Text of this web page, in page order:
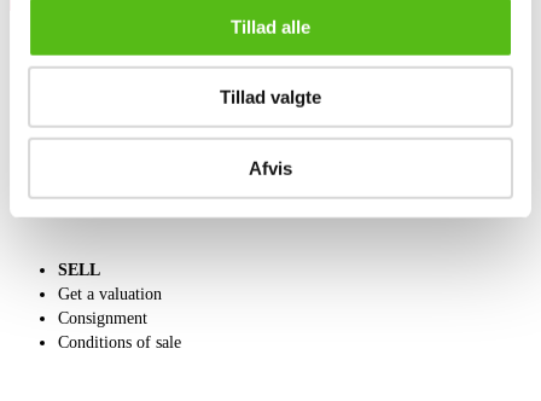
Tillad alle
Tillad valgte
Afvis
Contact and Opening Hours
Dansk forside
SELL
Get a valuation
Consignment
Conditions of sale